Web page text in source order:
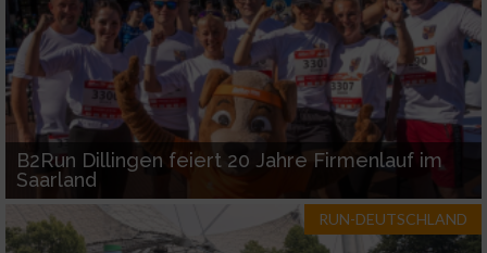
B2Run Dillingen feiert 20 Jahre Firmenlauf im
Saarland
RUN-DEUTSCHLAND